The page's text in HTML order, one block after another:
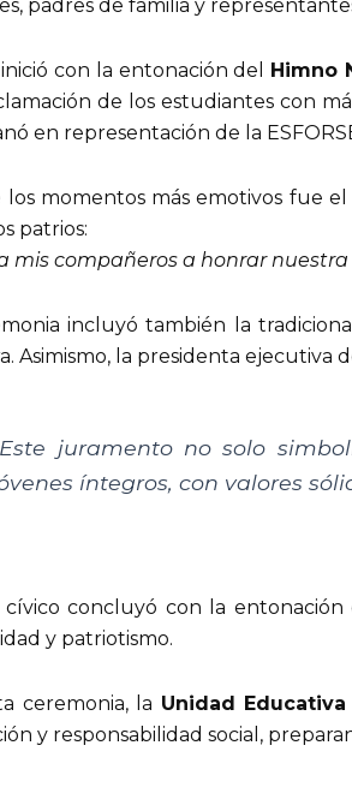
padres de familia y
con la entonación del Himno
de los estudiantes con
en representación de la
los momentos más emotivos fue
patrios:
mis compañeros a honrar
incluyó también la
Asimismo, la presidenta ejecutiva
juramento no solo
íntegros, con valores
cívico concluyó con la entonación
y patriotismo.
ceremonia, la Unidad
y responsabilidad social,